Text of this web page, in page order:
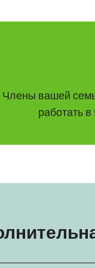
Члены вашей
работать